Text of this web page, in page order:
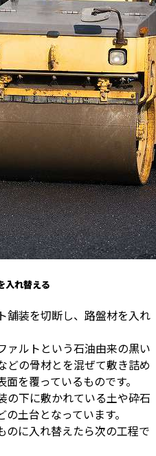
入れ替える
舗装を切断し、路盤材を入れ
ァルトという石油由来の黒い
どの骨材とを混ぜて敷き詰め
を覆っているものです。
の下に敷かれている土や砕石
土台となっています。
のに入れ替えたら次の工程で